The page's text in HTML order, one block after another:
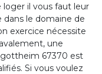
loger il vous faut leur
dans le domaine de
exercice nécessite
une
67370 est
Si vous voulez